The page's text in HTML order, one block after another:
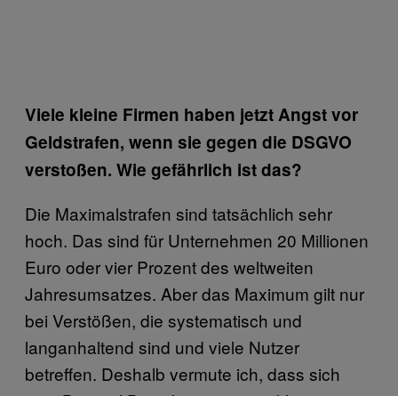
Viele kleine Firmen haben jetzt Angst vor
Geldstrafen, wenn sie gegen die DSGVO
verstoßen. Wie gefährlich ist das?
Die Maximalstrafen sind tatsächlich sehr
hoch. Das sind für Unternehmen 20 Millionen
Euro oder vier Prozent des weltweiten
Jahresumsatzes. Aber das Maximum gilt nur
bei Verstößen, die systematisch und
langanhaltend sind und viele Nutzer
betreffen. Deshalb vermute ich, dass sich